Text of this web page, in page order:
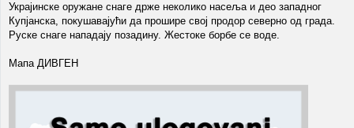
Украјинске оружане снаге држе неколико насеља и део западног
Купјанска, покушавајући да прошире свој продор северно од града.
Руске снаге нападају позадину. Жестоке борбе се воде.
Мапа ДИВГЕН